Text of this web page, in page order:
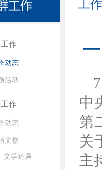
作
动态
活动
作
动态
文创
文学述廉
工
中
第
关
主